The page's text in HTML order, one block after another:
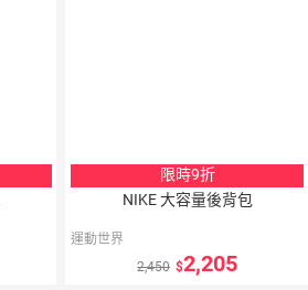
限時9折
NIKE 大容量後背包
運動世界
2,450
2,205